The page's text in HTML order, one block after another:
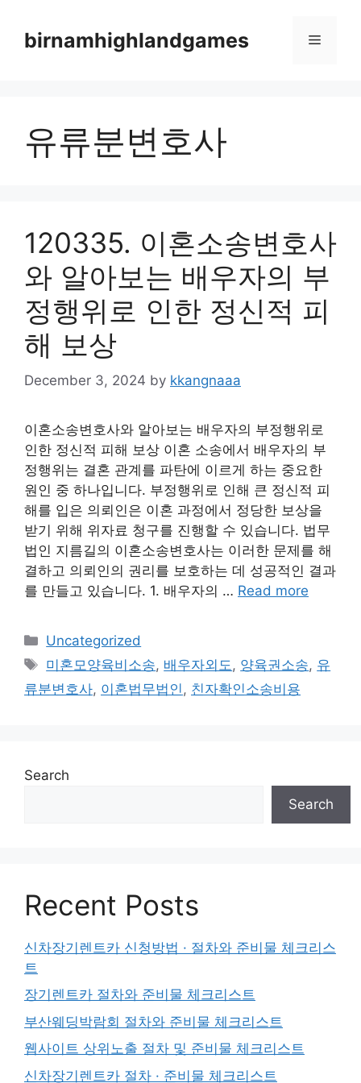
contentbirnamhighlandgames Menu
유류분변호사
120335. 이혼소송변호사
와 알아보는 배우자의 부
정행위로 인한 정신적 피
해 보상
December 3, 2024 by kkangnaaa
이혼소송변호사와 알아보는 배우자의 부정행위로
인한 정신적 피해 보상 이혼 소송에서 배우자의 부
정행위는 결혼 관계를 파탄에 이르게 하는 중요한
원인 중 하나입니다. 부정행위로 인해 큰 정신적 피
해를 입은 의뢰인은 이혼 과정에서 정당한 보상을
받기 위해 위자료 청구를 진행할 수 있습니다. 법무
법인 지름길의 이혼소송변호사는 이러한 문제를 해
결하고 의뢰인의 권리를 보호하는 데 성공적인 결과
를 만들고 있습니다. 1. 배우자의 … Read more
Categories
Uncategorized
Tags
미혼모양육비소송, 배우자외도 , 양육권소송, 유
류분변호사, 이혼법무법인 , 친자확인소송비용
Search
Search
Recent Posts
신차장기렌트카 신청방법 · 절차와 준비물 체크리스
트
장기렌트카 절차와 준비물 체크리스트
부산웨딩박람회 절차와 준비물 체크리스트
웹사이트 상위노출 절차 및 준비물 체크리스트
신차장기렌트카 절차 · 준비물 체크리스트